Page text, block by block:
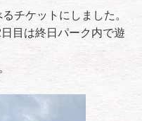
チケットにしました。
目は終日パーク内で遊